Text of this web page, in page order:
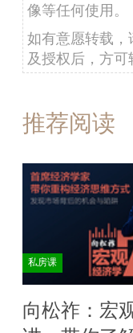
像等任何使用。
如有意愿转载，
及授权后，方可
推荐阅读
私房课
向松祚：宏